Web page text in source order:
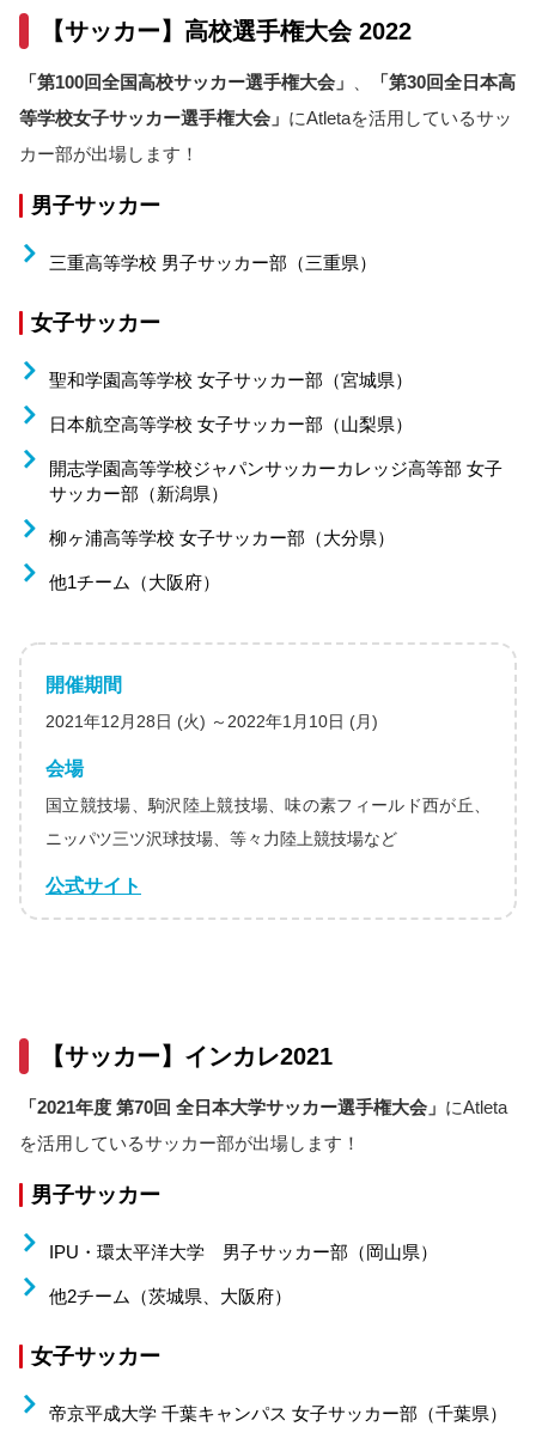
【サッカー】高校選手権大会 2022
「第100回全国高校サッカー選手権大会」
「第30回全日本高
等学校女子サッカー選手権大会」 にAtletaを活用しているサッ
カー部が出場します！
男子サッカー
三重高等学校 男子サッカー部（三重県）
女子サッカー
聖和学園高等学校 女子サッカー部（宮城県）
日本航空高等学校 女子サッカー部（山梨県）
開志学園高等学校ジャパンサッカーカレッジ高等部 女子
サッカー部（新潟県）
柳ヶ浦高等学校 女子サッカー部（大分県）
他1チーム（大阪府）
開催期間
2021年12月28日 (火) ～2022年1月10日 (月)
会場
国立競技場、駒沢陸上競技場、味の素フィールド西が丘、
ニッパツ三ツ沢球技場、等々力陸上競技場など
公式サイト
【サッカー】インカレ2021
「2021年度 第70回 全日本大学サッカー選手権大会」 にAtleta
を活用しているサッカー部が出場します！
男子サッカー
IPU・環太平洋大学 男子サッカー部（岡山県）
他2チーム（茨城県、大阪府）
女子サッカー
帝京平成大学 千葉キャンパス 女子サッカー部（千葉県）